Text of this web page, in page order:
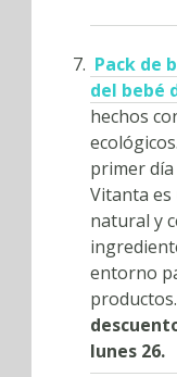
Pack de
del bebé
hechos
primer
Vitanta es
natural y
entorno
lunes 26.